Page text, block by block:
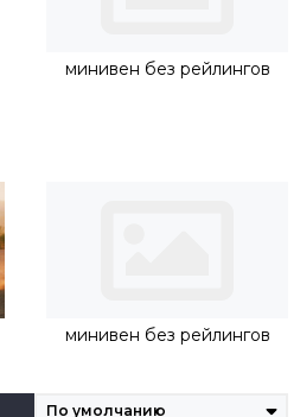
минивен без рейлингов
минивен без рейлингов